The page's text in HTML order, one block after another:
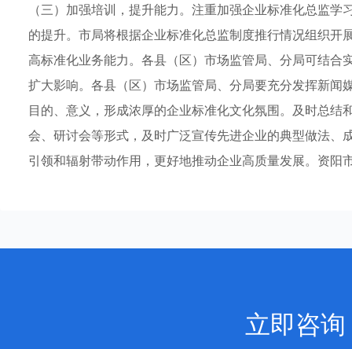
（三）加强培训，提升能力。注重加强企业标准化总监
的提升。市局将根据企业标准化总监制度推行情况组织
高标准化业务能力。各县（区）市场监管局、分局可结
扩大影响。各县（区）市场监管局、分局要充分发挥新
目的、意义，形成浓厚的企业标准化文化氛围。及时总
会、研讨会等形式，及时广泛宣传先进企业的典型做法
引领和辐射带动作用，更好地推动企业高质量发展。资阳
立即咨